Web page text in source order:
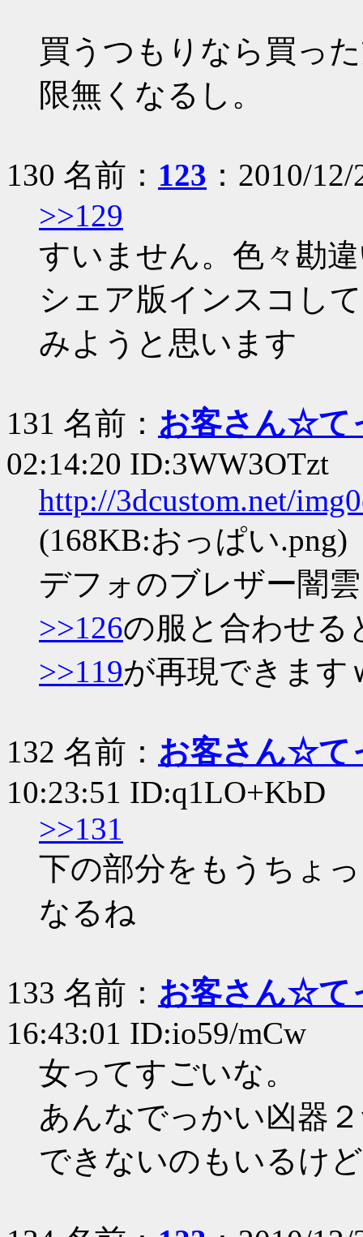
買うつもりなら買っ
限無くなるし。
130 名前： 123 ：2010/
>>129
すいません。色々勘
シェア版インスコし
みようと思います
131 名前： お客さん☆て
02:14:20 ID:3WW3OTzt
http://3dcustom.net/
(168KB:おっぱい.png)
デフォのブレザー闇
>>126の服と合わせる
>>119が再現できます
132 名前： お客さん☆て
10:23:51 ID:q1LO+KbD
>>131
下の部分をもうちょ
なるね
133 名前： お客さん☆て
16:43:01 ID:io59/mCw
女ってすごいな。
あんなでっかい凶器
できないのもいるけ